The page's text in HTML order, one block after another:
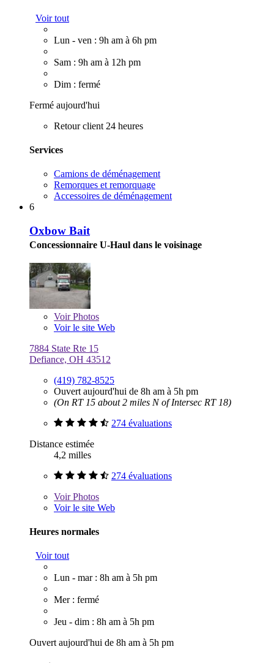
Voir tout
Lun - ven : 9h am à 6h pm
Sam : 9h am à 12h pm
Dim : fermé
Fermé aujourd'hui
Retour client 24 heures
Services
Camions de déménagement
Remorques et remorquage
Accessoires de déménagement
6
Oxbow Bait
Concessionnaire U-Haul dans le voisinage
VoirPhotos
Voir le site Web
7884 State Rte 15
Defiance, OH 43512
(419) 782-8525
Ouvert aujourd'hui de 8h am à 5h pm
(On RT 15 about 2 miles N of Intersec RT 18)
274 évaluations
Distance estimée
4,2 milles
274 évaluations
VoirPhotos
Voir le site Web
Heures normales
Voir tout
Lun - mar : 8h am à 5h pm
Mer : fermé
Jeu - dim : 8h am à 5h pm
Ouvert aujourd'hui de 8h am à 5h pm